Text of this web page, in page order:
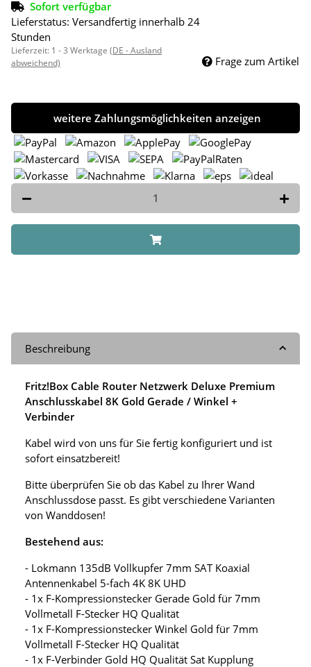
Sofort verfügbar
Lieferstatus: Versandfertig innerhalb 24
Stunden
Lieferzeit: 1 - 3 Werktage (DE - Ausland
abweichend)
Frage zum Artikel
weitere Zahlungsmöglichkeiten anzeigen
Beschreibung
Fritz!Box Cable Router Netzwerk Deluxe Premium
Anschlusskabel 8K Gold Gerade / Winkel +
Verbinder
Kabel wird von uns für Sie fertig konfiguriert und ist
sofort einsatzbereit!
Bitte überprüfen Sie ob das Kabel zu Ihrer Wand
Anschlussdose passt. Es gibt verschiedene Varianten
von Wanddosen!
Bestehend aus:
- Lokmann 135dB Vollkupfer 7mm SAT Koaxial
Antennenkabel 5-fach 4K 8K UHD
- 1x F-Kompressionstecker Gerade Gold für 7mm
Vollmetall F-Stecker HQ Qualität
- 1x F-Kompressionstecker Winkel Gold für 7mm
Vollmetall F-Stecker HQ Qualität
- 1x F-Verbinder Gold HQ Qualität Sat Kupplung